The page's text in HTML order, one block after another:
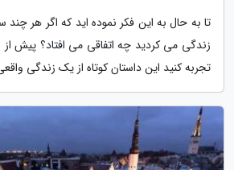
تا به حال به این فکر نموده اید که اگر هر
زندگی می کردید چه اتفاقی می افتاد؟ پیش از
تجربه کنید این داستان کوتاه از یک زندگی